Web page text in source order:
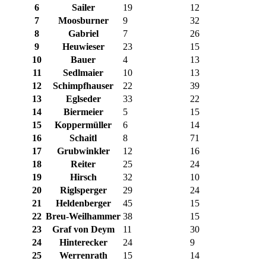
6
Sailer 19
12
7
Moosburner 9
32
8
Gabriel 7
26
9
Heuwieser 23
15
10
Bauer 4
13
11
Sedlmaier 10
13
12
Schimpfhauser 22
39
13
Eglseder 33
22
14
Biermeier 5
15
15
Koppermüller 6
14
16
Schaitl 8
71
17
Grubwinkler 12
16
18
Reiter 25
24
19
Hirsch 32
10
20
Riglsperger 29
24
21
Heldenberger 45
15
22 Breu-Weilhammer 38
15
23
Graf von Deym 11
30
24
Hinterecker 24
9
25
Werrenrath 15 14